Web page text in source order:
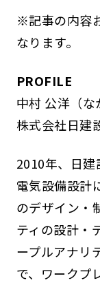
※記事の内容
なります。
PROFILE
中村 公洋（
株式会社日建
2010年、日建
電気設備設計
のデザイン・
ティの設計・
ープルアナリ
で、ワークプ